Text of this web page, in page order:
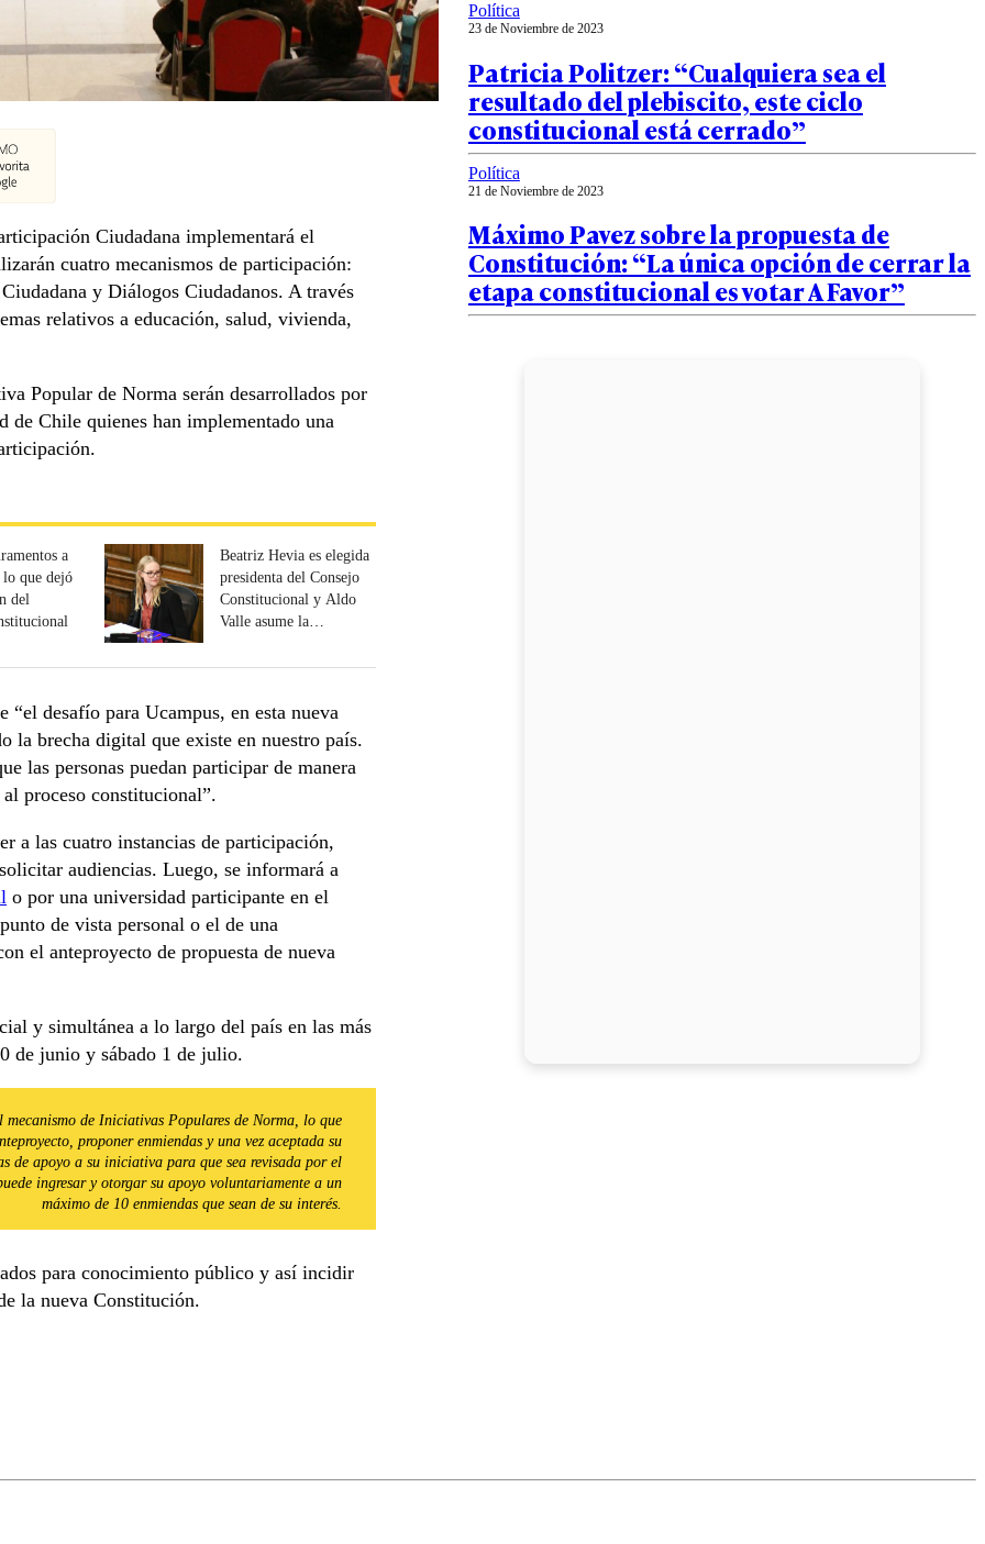
Ciudadana implementará el
cuatro mecanismos de participación:
y Diálogos Ciudadanos. A través
relativos a educación, salud, vivienda,
Popular de Norma serán desarrollados por
de Chile quienes han implementado una
a
que dejó
del
Beatriz Hevia es elegida
presidenta del Consejo
Constitucional y Aldo
Valle asume la
desafío para Ucampus, en esta nueva
la brecha digital que existe en nuestro país.
las personas puedan participar de manera
proceso constitucional”.
a las cuatro instancias de participación,
audiencias. Luego, se informará a
o por una universidad participante en el
de vista personal o el de una
el anteproyecto de propuesta de nueva
y simultánea a lo largo del país en las más
de junio y sábado 1 de julio.
de Iniciativas Populares de Norma, lo que
proponer enmiendas y una vez aceptada su
de apoyo a su iniciativa para que sea revisada por el
ingresar y otorgar su apoyo voluntariamente a un
máximo de 10 enmiendas que sean de su interés.
para conocimiento público y así incidir
la nueva Constitución.
Política
23 de Noviembre de 2023
Patricia Politzer: “Cualquiera sea el
resultado del plebiscito, este ciclo
constitucional está cerrado”
Política
21 de Noviembre de 2023
Máximo Pavez sobre la propuesta de
Constitución: “La única opción de cerrar la
etapa constitucional es votar A Favor”